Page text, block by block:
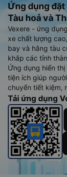
Ứng dụng đặt
Tàu hoả và
Vexere - ứng
xe chất lượng
bay và hãng tàu
khắp các tỉnh
Ứng dụng hiển
tiện ích giúp
chuyển tiết kiệm,
Tải ứng dụng